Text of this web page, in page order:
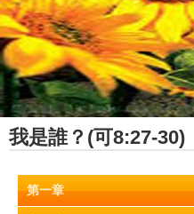
我是誰？(可8:27-30)
第一章